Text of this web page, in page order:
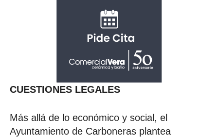
CUESTIONES LEGALES
Más allá de lo económico y social, el
Ayuntamiento de Carboneras plantea